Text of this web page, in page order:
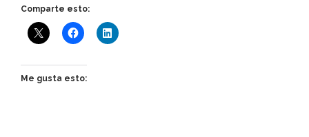
Comparte esto:
Me gusta esto: